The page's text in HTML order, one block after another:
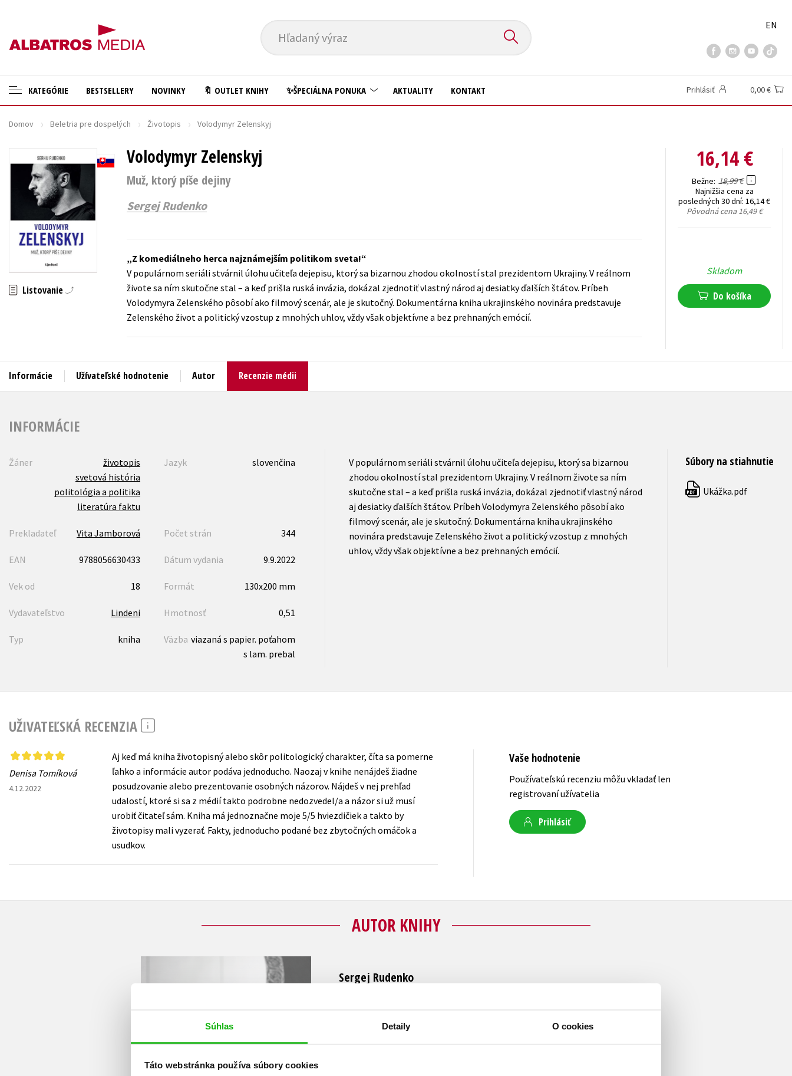
Súhlas Detaily O cookies
Táto webstránka používa súbory cookies
Hľadaný výraz
EN
KATEGÓRIE
🛍️ Darčekové poukazy
🎁 Limitované balíčky
🔥 Výhodné predpredaje
🏷️ Zlacnené knihy
⚔️ Zaklínač na CD
🔖Outlet knihy
Auto - moto
Cestovanie
Darčekové publikácie
Digitálna fotografia
História a military
Hobby
Humanitné a spoločenské vedy
Jazyky
Počítače
Poézia
Populárno - náučná pre dospelých
Populárno - náučné pre deti
Umenie a kultúra
Young adult
Young adult (SK)
Všetky tituly
BESTSELLERY NOVINKY 🔖 OUTLET KNIHY ✨ŠPECIÁLNA PONUKA AKTUALITY KONTAKT Prihlásiť 0,00 €
Domov Beletria pre dospelých Životopis Volodymyr Zelenskyj
Volodymyr Zelenskyj
Muž, ktorý píše dejiny
Sergej Rudenko
Listovanie
Z komediálneho herca najznámejším politikom sveta!
V populárnom seriáli stvárnil úlohu učiteľa dejepisu, ktorý sa bizarnou zhodou okolností stal prezidentom Ukrajiny. V reálnom
živote sa ním skutočne stal – a keď prišla ruská invázia, dokázal zjednotiť vlastný národ aj desiatky ďalších štátov. Príbeh
Volodymyra Zelenského pôsobí ako filmový scenár, ale je skutočný. Dokumentárna kniha ukrajinského novinára predstavuje
Zelenského život a politický vzostup z mnohých uhlov, vždy však objektívne a bez prehnaných emócií.
16,14 €
Bežne 18,99 €
Najnižšia cena za
posledných 30 dní: 16,14 €
Pôvodná cena16,49 €
Skladom
Do košíka
Informácie Užívateľské hodnotenie Autor Recenzie médii
INFORMÁCIE
Žáner
životopis
svetová história
politológia a politika
literatúra faktu
Jazyk slovenčina
Prekladateľ Vita Jamborová Počet strán 344
EAN 9788056630433 Dátum vydania 9.9.2022
Vek od 18 Formát 130x200 mm
Vydavateľstvo Lindeni Hmotnosť 0,51
Typ kniha Väzba viazaná s papier. poťahom
s lam. prebal
V populárnom seriáli stvárnil úlohu učiteľa dejepisu, ktorý sa bizarnou
zhodou okolností stal prezidentom Ukrajiny. V reálnom živote sa ním
skutočne stal – a keď prišla ruská invázia, dokázal zjednotiť vlastný národ
aj desiatky ďalších štátov. Príbeh Volodymyra Zelenského pôsobí ako
filmový scenár, ale je skutočný. Dokumentárna kniha ukrajinského
novinára predstavuje Zelenského život a politický vzostup z mnohých
uhlov, vždy však objektívne a bez prehnaných emócií.
Súbory na stiahnutie
PDF Ukážka.pdf
UŽIVATEĽSKÁ RECENZIA
Denisa Tomíková
4.12.2022
Aj keď má kniha životopisný alebo skôr politologický charakter, číta sa pomerne
ľahko a informácie autor podáva jednoducho. Naozaj v knihe nenájdeš žiadne
posudzovanie alebo prezentovanie osobných názorov. Nájdeš v nej prehľad
udalostí, ktoré si sa z médií takto podrobne nedozvedel/a a názor si už musí
urobiť čitateľ sám. Kniha má jednoznačne moje 5/5 hviezdičiek a takto by
životopisy mali vyzerať. Fakty, jednoducho podané bez zbytočných omáčok a
usudkov.
Vaše hodnotenie
Používateľskú recenziu môžu vkladať len
registrovaní užívatelia
Prihlásiť
AUTOR KNIHY
Sergej Rudenko
reportér v rozhlase či televízii, napríklad v nemeckej verejnoprávnej stanici
Deutsche Welle alebo v ukrajinskom Rádiu Sloboda. Napísal niekoľko kníh o